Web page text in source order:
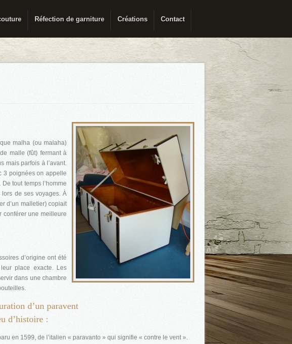
Réfection de garniture Créations Contact
malha (ou malaha)
malle (fût) fermant à
mais parfois à l’avant.
3 poignées on appelle
tout temps l’homme
de ses voyages. À
d’un malletier) copiait
conférer une meilleure
d’origine ont été
place exacte. Les
dans une chambre
d’un paravent
d’histoire :
en 1599, de l’italien « paravanto » qui signifie « contre le vent ».